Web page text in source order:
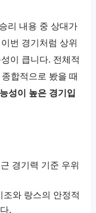
리 내용 중 상대가
번 경기처럼 상위
이 큽니다. 전체적
합적으로 봤을 때
성이 높은 경기입
경기력 기준 우위
와 랑스의 안정적
.